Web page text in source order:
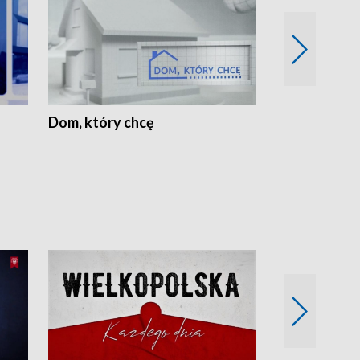
Dom, który chcę